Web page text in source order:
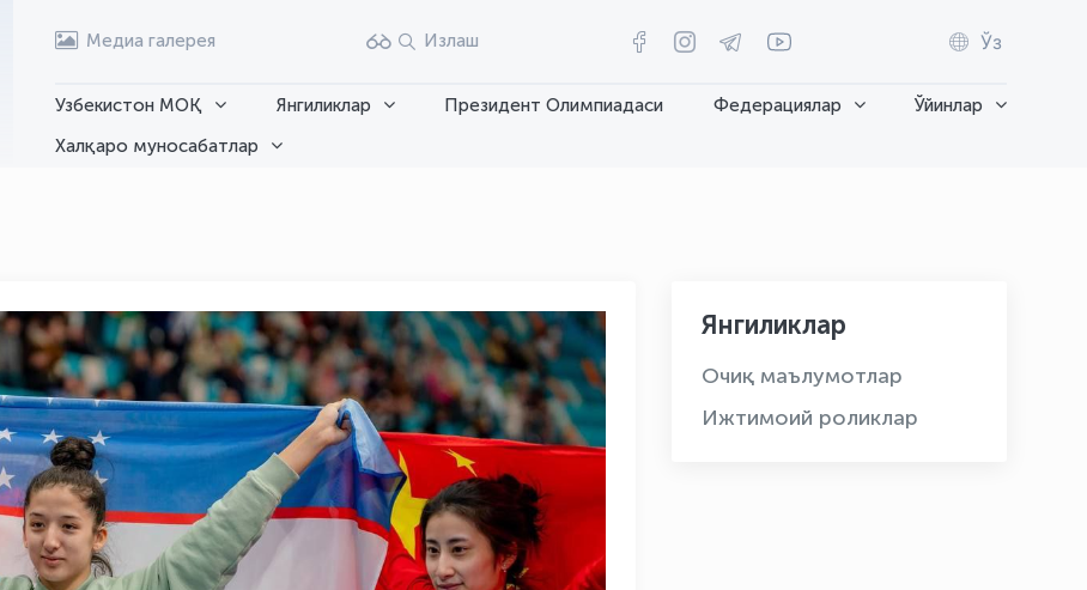
Медиа галерея Излаш Ўз
Узбекистон МОҚ Янгиликлар Президент Олимпиадаси Федерациялар
Ўйинлар
Халқаро муносабатлар
Янгиликлар
Очиқ маълумотлар
Ижтимоий роликлар